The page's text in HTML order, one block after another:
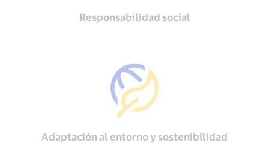
Responsabilidad social
Adaptación al entorno y sostenibilidad